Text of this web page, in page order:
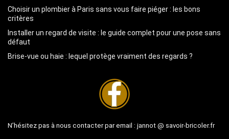
Choisir un plombier à Paris sans vous faire piéger : les bons
critères
Installer un regard de visite : le guide complet pour une pose sans
défaut
Brise-vue ou haie : lequel protège vraiment des regards ?
N’hésitez pas à nous contacter par email : jannot @ savoir-bricoler.fr